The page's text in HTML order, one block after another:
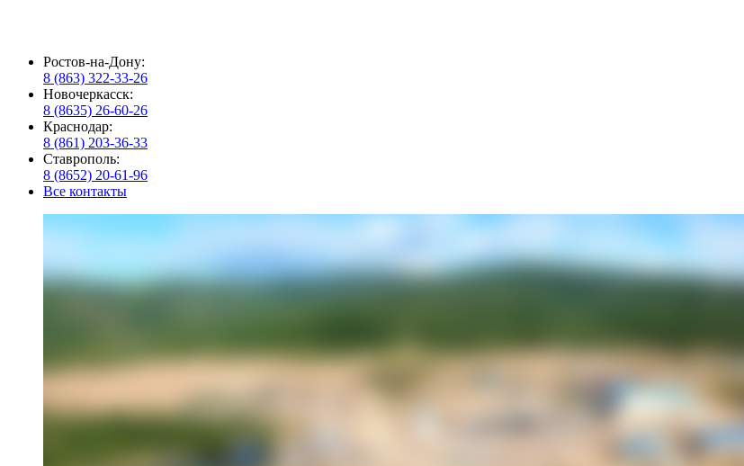
Ростов-на-Дону:
8 (863) 322-33-26
Новочеркасск:
8 (8635) 26-60-26
Краснодар:
8 (861) 203-36-33
Ставрополь:
8 (8652) 20-61-96
Все контакты